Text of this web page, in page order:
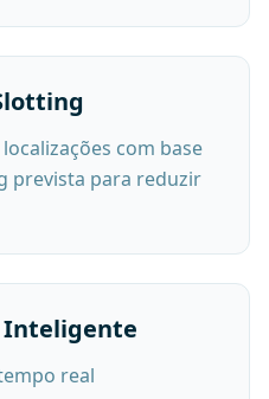
com base
prevista para reduzir
Inteligente
real